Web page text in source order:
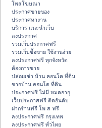
โพสโฆษณา
ประกาศขายของ
ประกาศหางาน
บริการ แนะนำเว็บ
ลงประกาศ
รวมเว็บประกาศฟรี
รวมเว็บซื้อขาย ใช้งานง่าย
ลงประกาศฟรี ทุกจังหวัด
ต้องการขาย
ปล่อยเช่า บ้าน คอนโด ที่ดิน
ขายบ้าน คอนโด ที่ดิน
ประกาศฟรี ไม่มี หมดอายุ
เว็บประกาศฟรี ติดอันดับ
ฝากร้านฟรี โพ ส ฟรี
ลงประกาศฟรี กรุงเทพ
ลงประกาศฟรี ทั่วไทย